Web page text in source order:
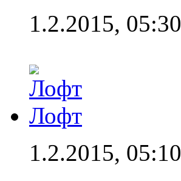
1.2.2015, 05:30
Лофт
1.2.2015, 05:10